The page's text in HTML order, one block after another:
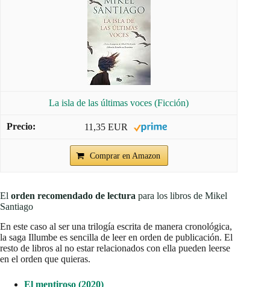
La isla de las últimas voces (Ficción)
11,35 EUR
Comprar en Amazon
El orden recomendado de lectura para los libros de Mikel
Santiago
En este caso al ser una trilogía escrita de manera cronológica,
la saga Illumbe es sencilla de leer en orden de publicación. El
resto de libros al no estar relacionados con ella pueden leerse
en el orden que quieras.
El mentiroso (2020)